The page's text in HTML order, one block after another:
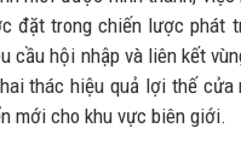
đặt trong chiến lược phát
cầu hội nhập và liên kết
thác hiệu quả lợi thế
mới cho khu vực biên giới.